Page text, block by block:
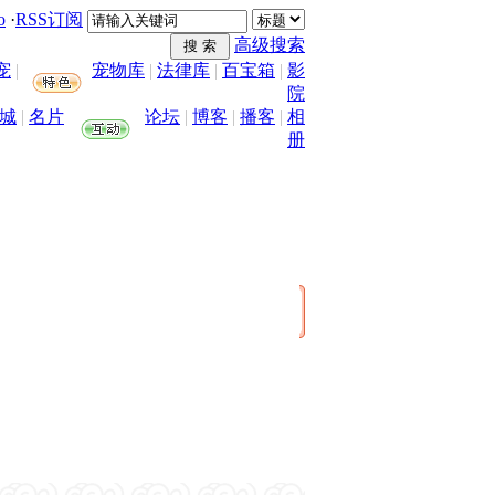
·RSS订阅
高级搜索
| 宠物库 | 法律库 | 百宝箱 | 影
院
| 名片 论坛 | 博客 | 播客 | 相
册